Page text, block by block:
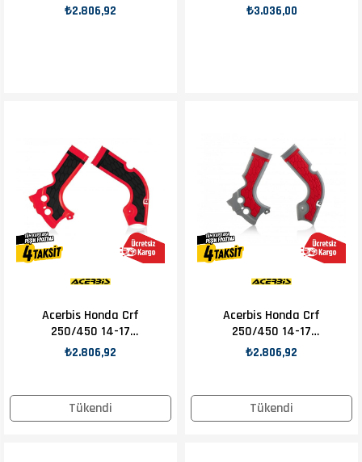
Koruma Kırmızı
₺2.806,92
Koruma Siyah
₺3.036,00
Tükendi
Acerbis Honda Crf
250/450 14-17
Şase Koruma
₺2.806,92
Tükendi
Acerbis Honda Crf
250/450 14-17
Şase Koruma Gri
₺2.806,92